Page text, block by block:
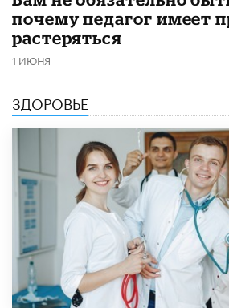
почему педагог имеет
растеряться
1 ИЮНЯ
ЗДОРОВЬЕ